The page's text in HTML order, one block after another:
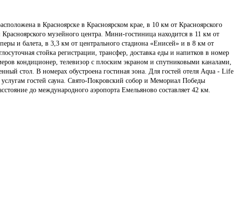
в Красноярске в Красноярском крае, в 10 км от Красноярского
музейного центра. Мини-гостиница находится в 11 км от
и балета, в 3,3 км от центрального стадиона «Енисей» и в 8 км от
стойка регистрации, трансфер, доставка еды и напитков в номер
кондиционер, телевизор с плоским экраном и спутниковыми каналами,
стол. В номерах обустроена гостиная зона. Для гостей отеля Aqua - Life
услугам гостей сауна. Свято-Покровский собор и Мемориал Победы
до международного аэропорта Емельяново составляет 42 км.